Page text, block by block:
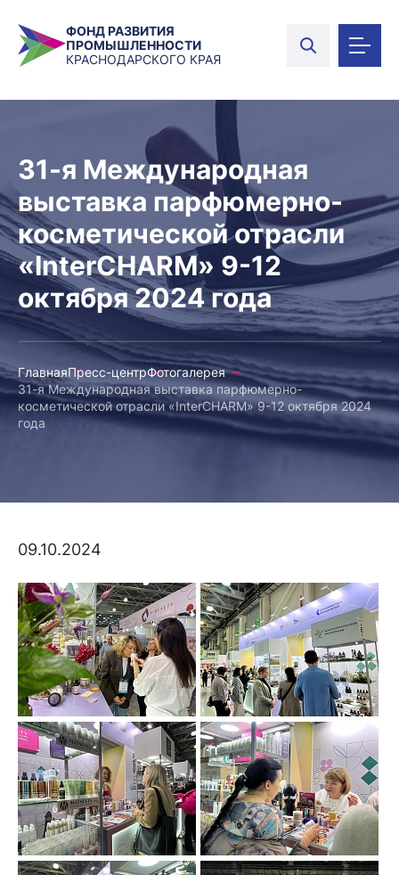
ФОНД РАЗВИТИЯ
ПРОМЫШЛЕННОСТИ
КРАСНОДАРСКОГО КРАЯ
31-я Международная
выставка парфюмерно-
косметической отрасли
«InterCHARM» 9-12
октября 2024 года
ГлавнаяПресс-центрФотогалерея
31-я Международная выставка парфюмерно-
косметической отрасли «InterCHARM» 9-12 октября 2024
года
09.10.2024